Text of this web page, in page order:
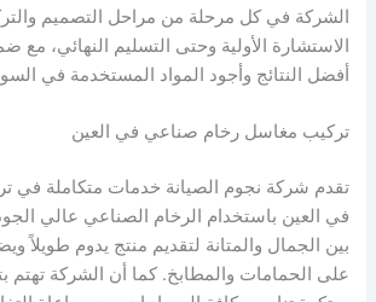
الشركة في كل مرحلة من مراحل التصميم
الاستشارة الأولية وحتى التسليم النهائي،
أفضل النتائج وأجود المواد المستخدمة في
تركيب مغاسل رخام صناعي في العين
تقدم شركة نجوم الصيانة خدمات متكاملة في
في العين باستخدام الرخام الصناعي عالي
بين الجمال والمتانة لتقديم منتج يدوم طويلاً
على الحمامات والمطابخ. كما أن الشركة تهتم